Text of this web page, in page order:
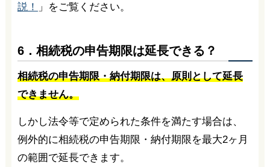
説！
」をご覧ください。
6．相続税の申告期限は延長できる？
相続税の申告期限・納付期限は、原則として延長
できません。
しかし法令等で定められた条件を満たす場合は、
例外的に相続税の申告期限・納付期限を最大2ヶ月
の範囲で延長できます。